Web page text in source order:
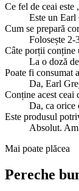
Ce fel de ceai
Este un Earl
Cum se prepară
Folosește 2-
Câte porții conține
La o doză
Poate fi consumat
Da, Earl
Conține acest ceai
Da, ca orice
Este produsul
Absolut.
Mai poate plăcea
Pereche